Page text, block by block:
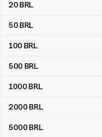
20 BRL
50 BRL
100 BRL
500 BRL
1000 BRL
2000 BRL
5000 BRL